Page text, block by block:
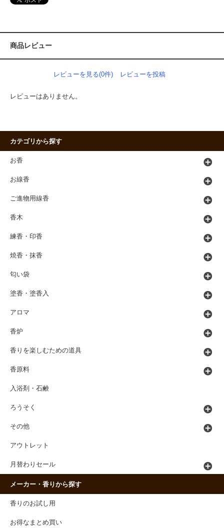
商品レビュー
レビューを見る(0件) レビューを投稿
レビューはありません。
カテゴリから探す
お香
お線香
ご進物用線香
香木
練香・印香
焼香・抹香
匂い袋
塗香・塗香入
アロマ
香炉
香りを楽しむための道具
香原料
入浴剤・石鹸
ろうそく
その他
アウトレット
月替わりセール
メーカー・香りから探す
香りのお試し用
お得なまとめ買い